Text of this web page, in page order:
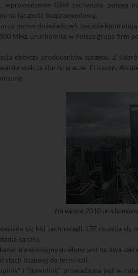
GSM zachwiało potęgą
na łączność bezprzewodową.
pomni doświadczeń, bacznie
MHz, uruchomiła w Polsce grupa firm
dotyczy producentów sprzętu. Z
walczą starzy gracze: Ericsson,
Na wiosnę 2010
się bój technologii. LTE rozwija
kanału.
transmisyjny dzielony jest na dwa
stacji bazowej do terminali.
i "downlink" prowadzona jest w